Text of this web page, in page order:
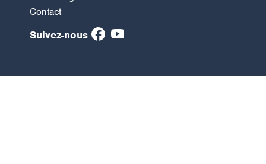
Contact
Suivez-nous